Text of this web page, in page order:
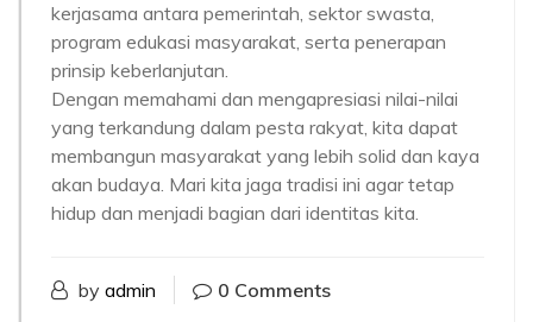
kerjasama antara pemerintah, sektor swasta,
program edukasi masyarakat, serta penerapan
prinsip keberlanjutan.
Dengan memahami dan mengapresiasi nilai-nilai
yang terkandung dalam pesta rakyat, kita dapat
membangun masyarakat yang lebih solid dan kaya
akan budaya. Mari kita jaga tradisi ini agar tetap
hidup dan menjadi bagian dari identitas kita.
by admin 0 Comments